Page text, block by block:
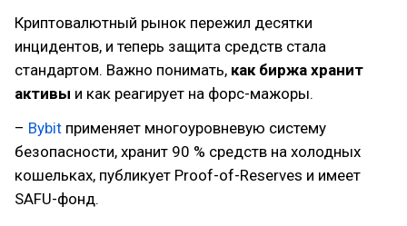
Криптовалютный рынок пережил десятки
инцидентов, и теперь защита средств стала
стандартом. Важно понимать, как биржа хранит
активы и как реагирует на форс-мажоры.
– Bybit применяет многоуровневую систему
безопасности, хранит 90 % средств на холодных
кошельках, публикует Proof-of-Reserves и имеет
SAFU-фонд.